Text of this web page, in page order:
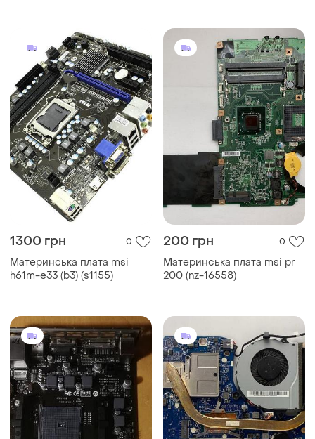
1300 грн 0
Материнська плата msi
h61m-e33 (b3) (s1155)
200 грн 0
Материнська плата msi pr
200 (nz-16558)